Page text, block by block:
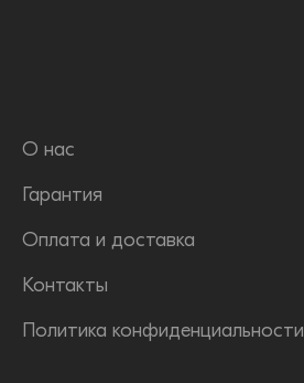
О нас
Гарантия
Оплата и доставка
Контакты
Политика конфиденциальности